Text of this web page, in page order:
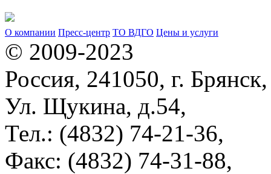
О компании Пресс-центр ТО ВДГО Цены и услуги
© 2009-2023
Россия, 241050, г. Брянск,
Ул. Щукина, д.54,
Тел.: (4832) 74-21-36,
Факс: (4832) 74-31-88,